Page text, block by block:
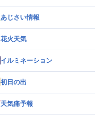
あじさい情報
花火天気
イルミネーション
初日の出
天気痛予報